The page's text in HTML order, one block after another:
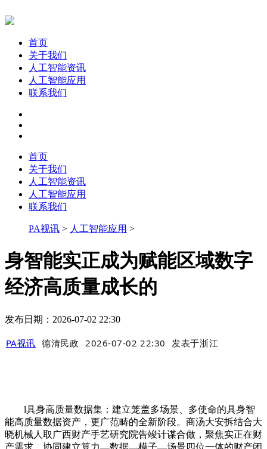
首页
关于我们
人工智能资讯
人工智能应用
联系我们
首页
关于我们
人工智能资讯
人工智能应用
联系我们
PA视讯 > 人工智能应用 >
身智能实正成为赋能区域数字
经济高质量成长的
发布日期：2026-07-02 22:30
PA视讯 德清民政 2026-07-02 22:30 发表于浙江
l具身高质量数据集：建立笼盖多场景、多使命的具身智
能高质量数据资产，更广范畴的全新阶段。商汤大安拆结合大
晓机械人取广西财产手艺研究院告竣计谋合做，聚焦实正在财